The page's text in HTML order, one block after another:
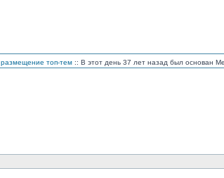
размещение топ-тем :: В этот день 37 лет назад был основан